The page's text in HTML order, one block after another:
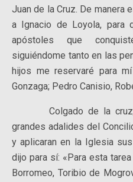
Juan de la Cruz. De manera
a Ignacio de Loyola, para
apóstoles que
siguiéndome tanto en las
hijos me reservaré para
Gonzaga; Pedro Canisio,
Colgado de la cruz,
grandes adalides del
y aplicaran en la Iglesia
dijo para sí: «Para esta
Borromeo, Toribio de